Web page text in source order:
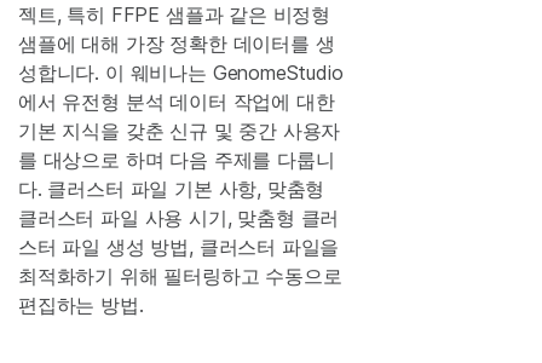
젝트, 특히 FFPE 샘플과 같은 비정형
샘플에 대해 가장 정확한 데이터를 생
성합니다. 이 웨비나는 GenomeStudio
에서 유전형 분석 데이터 작업에 대한
기본 지식을 갖춘 신규 및 중간 사용자
를 대상으로 하며 다음 주제를 다룹니
다. 클러스터 파일 기본 사항, 맞춤형
클러스터 파일 사용 시기, 맞춤형 클러
스터 파일 생성 방법, 클러스터 파일을
최적화하기 위해 필터링하고 수동으로
편집하는 방법.